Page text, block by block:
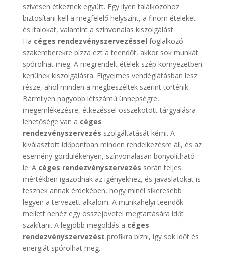
szívesen étkeznek együtt. Egy ilyen találkozóhoz
biztosítani kell a megfelelő helyszínt, a finom ételeket
és italokat, valamint a színvonalas kiszolgálást.
Ha céges rendezvényszervezéssel foglalkozó
szakemberekre bízza ezt a teendőt, akkor sok munkát
spórolhat meg. A megrendelt ételek szép környezetben
kerülnek kiszolgálásra. Figyelmes vendéglátásban lesz
része, ahol minden a megbeszéltek szerint történik.
Bármilyen nagyobb létszámú ünnepségre,
megemlékezésre, étkezéssel összekötött tárgyalásra
lehetősége van a céges
rendezvényszervezés szolgáltatását kérni. A
kiválasztott időpontban minden rendelkezésre áll, és az
esemény gördülékenyen, színvonalasan bonyolítható
le. Acéges rendezvényszervezés során teljes
mértékben igazodnak az igényekhez, és javaslatokat is
tesznek annak érdekében, hogy minél sikeresebb
legyen a tervezett alkalom. A munkahelyi teendők
mellett nehéz egy összejövetel megtartására időt
szakítani. A legjobb megoldás a céges
rendezvényszervezést profikra bízni, így sok időt és
energiát spórolhat meg.